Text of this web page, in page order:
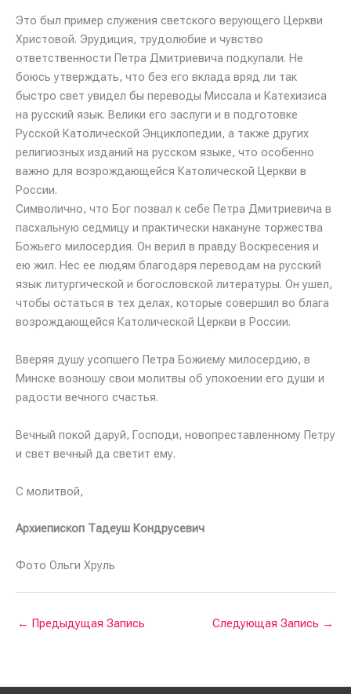
Это был пример служения светского верующего Церкви
Христовой. Эрудиция, трудолюбие и чувство
ответственности Петра Дмитриевича подкупали. Не
боюсь утверждать, что без его вклада вряд ли так
быстро свет увидел бы переводы Миссала и Катехизиса
на русский язык. Велики его заслуги и в подготовке
Русской Католической Энциклопедии, а также других
религиозных изданий на русском языке, что особенно
важно для возрождающейся Католической Церкви в
России.
Символично, что Бог позвал к себе Петра Дмитриевича в
пасхальную седмицу и практически накануне торжества
Божьего милосердия. Он верил в правду Воскресения и
ею жил. Нес ее людям благодаря переводам на русский
язык литургической и богословской литературы. Он ушел,
чтобы остаться в тех делах, которые совершил во блага
возрождающейся Католической Церкви в России.
Вверяя душу усопшего Петра Божиему милосердию, в
Минске возношу свои молитвы об упокоении его души и
радости вечного счастья.
Вечный покой даруй, Господи, новопреставленному Петру
и свет вечный да светит ему.
С молитвой,
Архиепископ Тадеуш Кондрусевич
Фото Ольги Хруль
← Предыдущая Запись Следующая Запись →